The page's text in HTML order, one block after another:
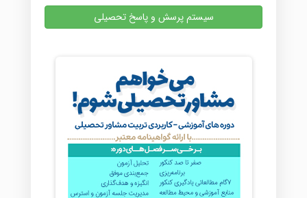
سیستم پرسش و پاسخ تحصیلی